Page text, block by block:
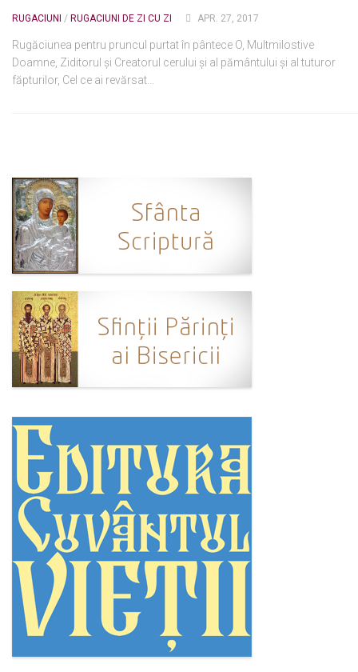
Ortodox în diaspora
Evenimente
Biserici și mănăstiri
Casa curată
Adicții și vindecări
Gadgeturi cu două tăișuri
Bucătărie biblică
Interviuri
Puncte de Vedere
RUGACIUNI / RUGACIUNI DE ZI CU ZI APR. 27, 2017
Rugăciunea pentru pruncul purtat în pântece O, Multmilostive
Doamne, Ziditorul şi Creatorul cerului şi al pământului şi al tuturor
făpturilor, Cel ce ai revărsat...